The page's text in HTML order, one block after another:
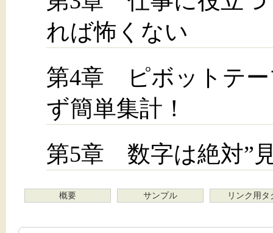
れば怖くない
第4章 ピボットテー
ず簡単集計！
第5章 数字は絶対”
概要 サンプル リンク用タ